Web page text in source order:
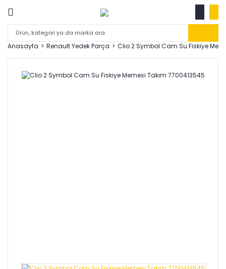
Anasayfa Renault Yedek Parça Clio 2 Symbol Cam Su Fiskiye